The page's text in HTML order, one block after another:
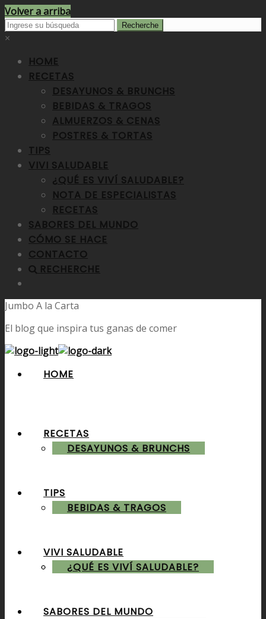
Volver a arriba
×
HOME
RECETAS
DESAYUNOS & BRUNCHS
BEBIDAS & TRAGOS
ALMUERZOS & CENAS
POSTRES & TORTAS
TIPS
VIVI SALUDABLE
¿QUÉ ES VIVÍ SALUDABLE?
NOTA DE ESPECIALISTAS
RECETAS
SABORES DEL MUNDO
CÓMO SE HACE
CONTACTO
RECHERCHE
Jumbo A la Carta
El blog que inspira tus ganas de comer
HOME
RECETAS
DESAYUNOS & BRUNCHS
BEBIDAS & TRAGOS
ALMUERZOS & CENAS
TIPS
VIVI SALUDABLE
¿QUÉ ES VIVÍ SALUDABLE?
SABORES DEL MUNDO